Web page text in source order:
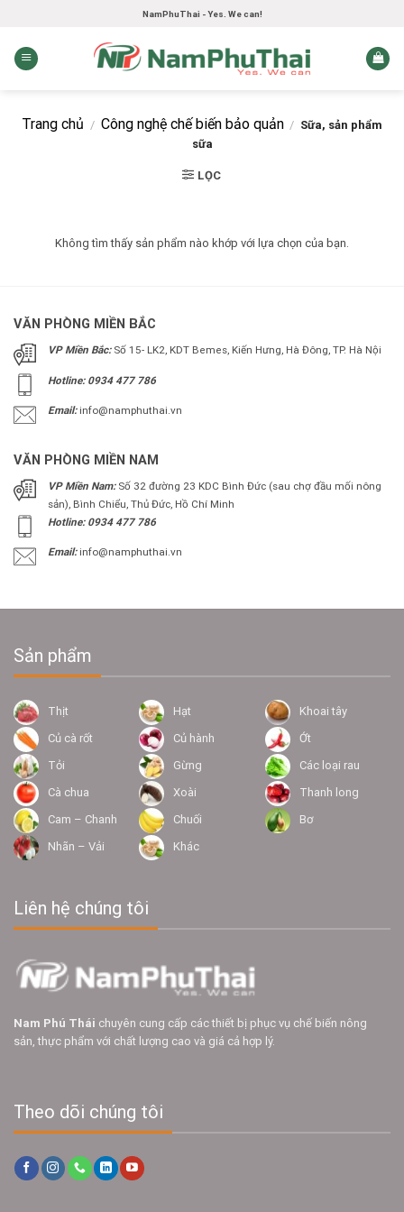
content
NamPhuThai - Yes. We can!
Trang chủ / Công nghệ chế biến bảo quản / Sữa, sản phẩm
sữa
LỌC
Không tìm thấy sản phẩm nào khớp với lựa chọn của bạn.
VĂN PHÒNG MIỀN BẮC
VP Miền Bắc:Số 15- LK2, KDT Bemes, Kiến Hưng, Hà Đông, TP. Hà Nội
Hotline: 0934 477 786
Email: info@namphuthai.vn
VĂN PHÒNG MIỀN NAM
VP Miền Nam:Số 32 đường 23 KDC Bình Đức (sau chợ đầu mối nông
sản), Bình Chiểu, Thủ Đức, Hồ Chí Minh
Hotline: 0934 477 786
Email:info@namphuthai.vn
Sản phẩm
Thịt Hạt
Khoai tây
Củ cà rốt
Củ hành
Ớt
Tỏi
Gừng
Các loại rau
Cà chua
Xoài
Thanh long
Cam – Chanh
Chuối
Bơ
Nhãn – Vải
Khác
Liên hệ chúng tôi
Nam Phú Thái chuyên cung cấp các thiết bị phục vụ chế biến nông
sản, thực phẩm với chất lượng cao và giá cả hợp lý.
Theo dõi chúng tôi